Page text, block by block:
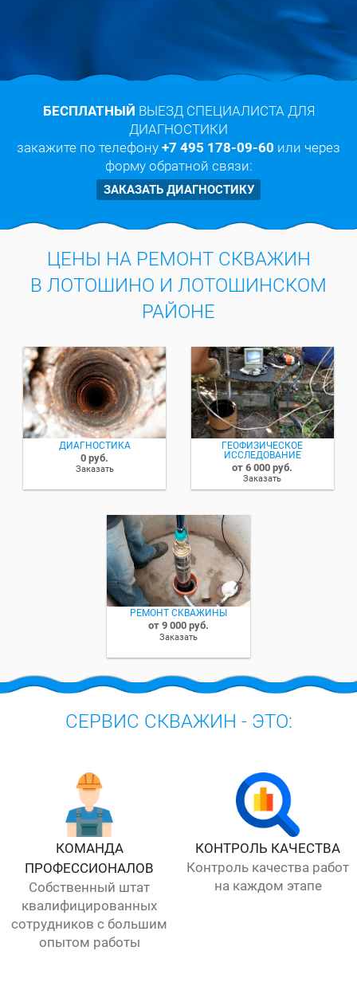
БЕСПЛАТНЫЙ ВЫЕЗД СПЕЦИАЛИСТА ДЛЯ
ДИАГНОСТИКИ
закажите по телефону +7 495 178-09-60 или через
форму обратной связи:
ЗАКАЗАТЬ ДИАГНОСТИКУ
ЦЕНЫ НА РЕМОНТ СКВАЖИН
В ЛОТОШИНО И ЛОТОШИНСКОМ
РАЙОНЕ
ДИАГНОСТИКА
0 руб.
Заказать
ГЕОФИЗИЧЕСКОЕ
ИССЛЕДОВАНИЕ
от 6 000 руб.
Заказать
РЕМОНТ СКВАЖИНЫ
от 9 000 руб.
Заказать
СЕРВИС СКВАЖИН - ЭТО:
КОМАНДА
ПРОФЕССИОНАЛОВ
Собственный штат
квалифицированных
сотрудников с большим
опытом работы
КОНТРОЛЬ КАЧЕСТВА
Контроль качества работ
на каждом этапе